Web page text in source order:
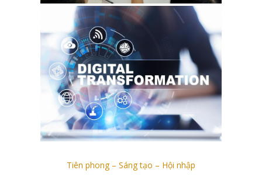
Tiên phong – Sáng tạo – Hội nhập